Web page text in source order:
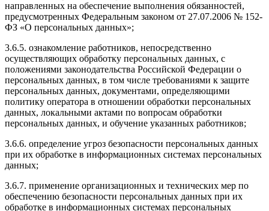
направленных на обеспечение выполнения обязанностей,
предусмотренных Федеральным законом от 27.07.2006 № 152-
ФЗ «О персональных данных»;
3.6.5. ознакомление работников, непосредственно
осуществляющих обработку персональных данных, с
положениями законодательства Российской Федерации о
персональных данных, в том числе требованиями к защите
персональных данных, документами, определяющими
политику оператора в отношении обработки персональных
данных, локальными актами по вопросам обработки
персональных данных, и обучение указанных работников;
3.6.6. определение угроз безопасности персональных данных
при их обработке в информационных системах персональных
данных;
3.6.7. применение организационных и технических мер по
обеспечению безопасности персональных данных при их
обработке в информационных системах персональных